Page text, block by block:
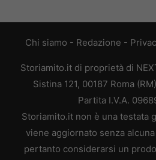
Chi siamo - Redazione -
Storiamito.it di proprietà di
Sistina 121, 00187 Roma
Partita I.V.A.
Storiamito.it non è una testata
viene aggiornato senza
pertanto considerarsi un